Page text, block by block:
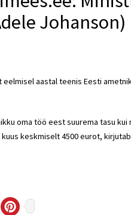
Johanson)
aastal teenis Eesti
oma töö eest suurema tasu
keskmiselt 4500 eurot,